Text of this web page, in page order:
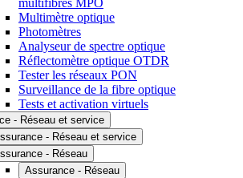
multifibres MPO
Multimètre optique
Photomètres
Analyseur de spectre optique
Réflectomètre optique OTDR
Tester les réseaux PON
Surveillance de la fibre optique
Tests et activation virtuels
- Réseau et service
- Réseau et service
- Réseau
Assurance - Réseau